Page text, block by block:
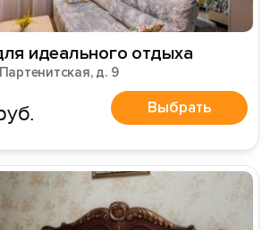
идеального отдыха
д. 9
Выбрать
Вход на сайт